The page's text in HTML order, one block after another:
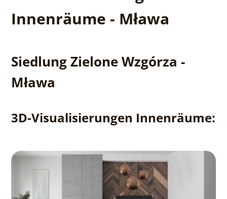
Innenräume - Mława
Siedlung Zielone Wzgórza -
Mława
3D-Visualisierungen Innenräume: